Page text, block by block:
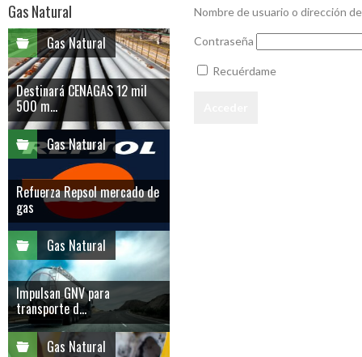
Nombre de usuario o dirección
Contraseña
Recuérdame
Gas Natural
Gas Natural
Destinará CENAGAS 12 mil
500 m...
Gas Natural
Refuerza Repsol mercado de
gas
Gas Natural
Impulsan GNV para
transporte d...
Gas Natural